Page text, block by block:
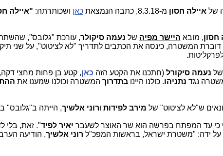
של איילה חסון מ-8.3.18, כתבה הנמצאת כאן ושכותרתה: "איילה
חסון, מובא היישר מפיה של נעמה סיקולר, עורכת "גלובס",
של נעמה סיקורל (חתכנו את הקטע הזה כאן, קטע בן פחות מחצי
נגד נתניהו. כולנו היינובתדרוך המשטרה וכולנו שמענו את
ש"לא לציטוט" של מירב לפידות ורוני אלשיך, הייתה ב"גלובס" ב-13.2.18 ע"י
עד המפתח בפרשה הוא שר האוצר לשעבר יאיר לפיד". זאת, בלי
ידה: "משטרת ישראל, בראשות המפכ"ל רוני אלשיך, הודיעה